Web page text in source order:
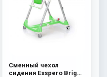
Сменный чехол
сидения Esspero Bright